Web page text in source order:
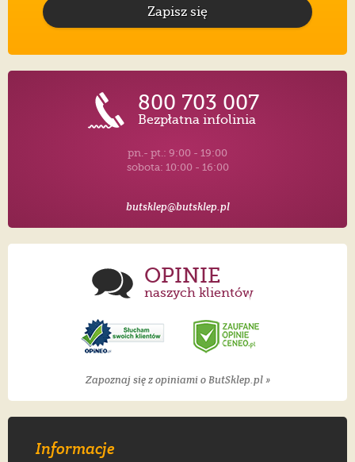
Zapisz się
800 703 007
Bezpłatna infolinia
pn.- pt.: 9:00 - 19:00
sobota: 10:00 - 16:00
butsklep@butsklep.pl
OPINIE
naszych klientów
Zapoznaj się z opiniami o ButSklep.pl »
Informacje